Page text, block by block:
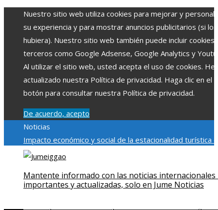
Nuestro sitio web utiliza cookies para mejorar y
su experiencia y para mostrar anuncios publicitarios (si los
hubiera). Nuestro sitio web también puede incluir cookies
terceros como Google Adsense, Google Analytics y
Al utilizar el sitio web, usted acepta el uso de cookies.
actualizado nuestra Política de privacidad. Haga clic en el
botón para consultar nuestra Política de privacidad.
De acuerdo, acepto
Noticias
Impacto económico y social de la estacionalidad turística
Montenegro
ambiental en comunidades chilenasDisney impulsa videos
cortos en TikTok para atraer a usuarios jóvenes
Mantente informado con las noticias internacionales
importantes y actualizadas, solo en Jume Noticias